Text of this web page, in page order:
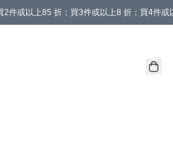
件或以上85 折；買3件或以上8 折；買4件或